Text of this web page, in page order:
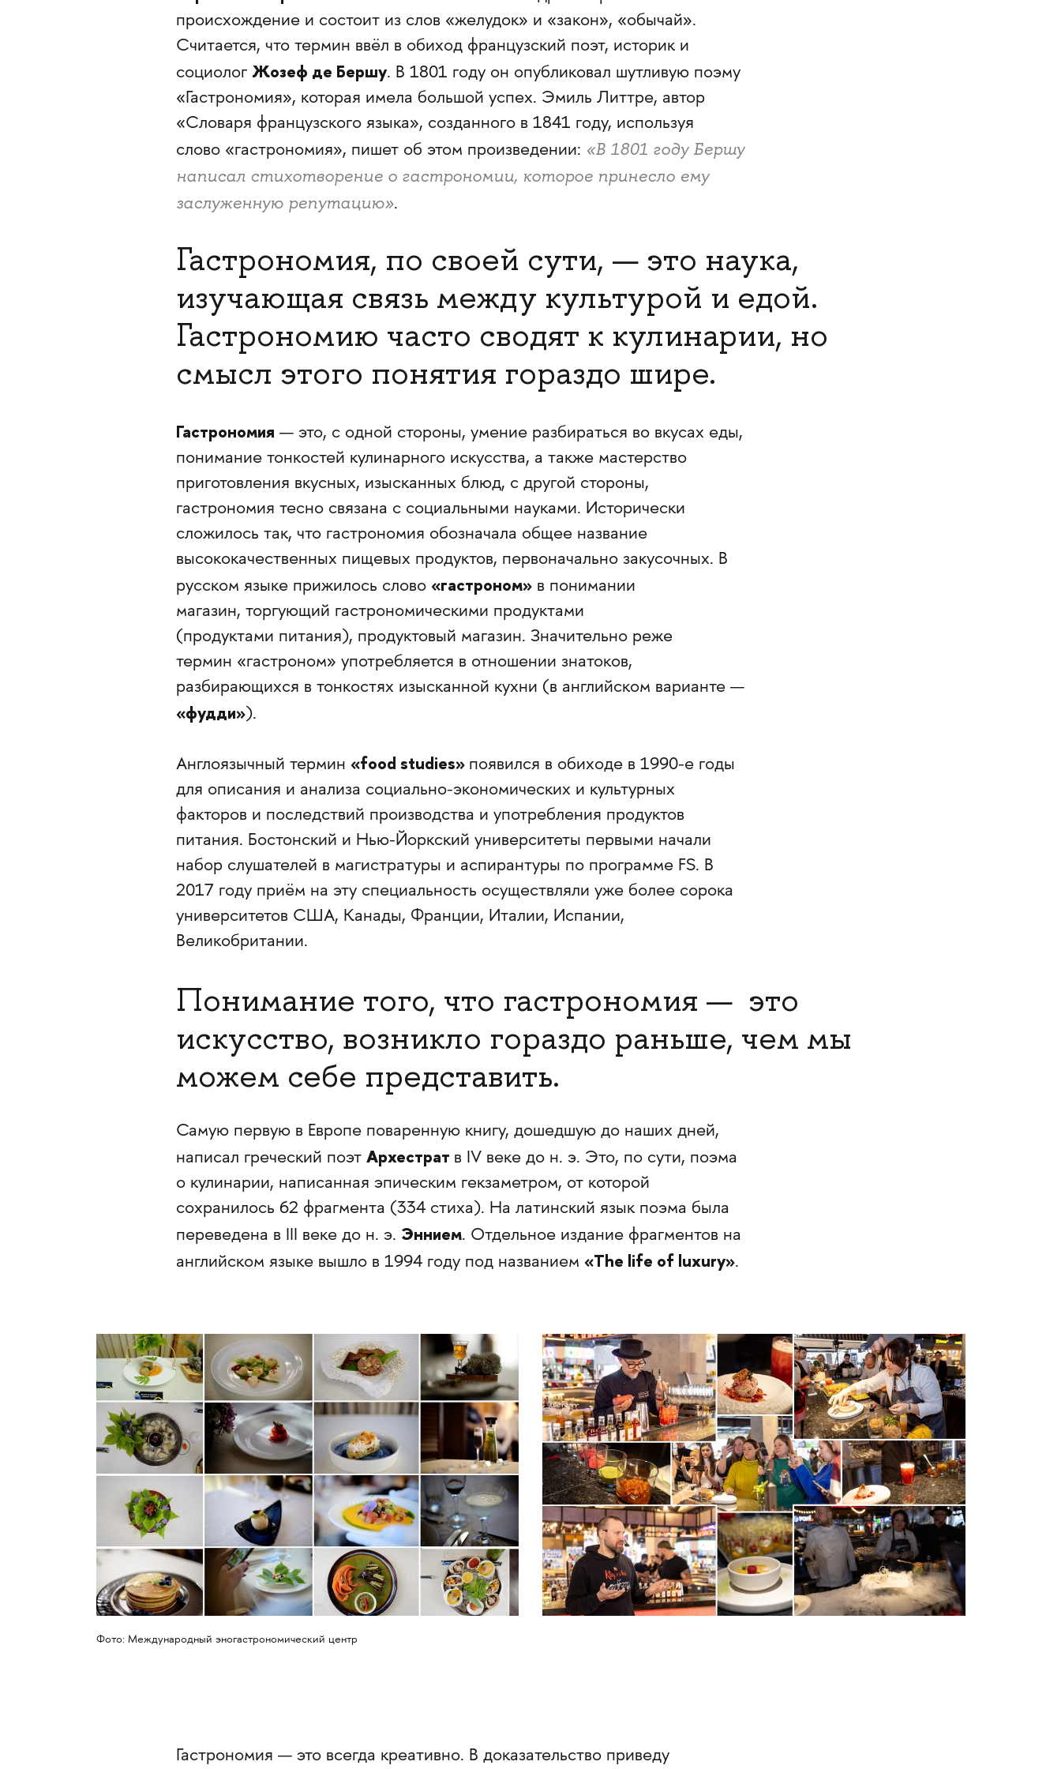
происхождение и состоит из слов «желудок» и «закон», «обычай».
Считается, что термин ввёл в обиход французский поэт, историк и
социолог Жозеф де Бершу. В 1801 году он опубликовал шутливую поэму
«Гастрономия», которая имела большой успех. Эмиль Литтре, автор
«Словаря французского языка», созданного в 1841 году, используя
слово «гастрономия», пишет об этом произведении: «В 1801 году Бершу
написал стихотворение о гастрономии, которое принесло ему
заслуженную репутацию».
Гастрономия, по своей сути, — это наука,
изучающая связь между культурой и едой.
Гастрономию часто сводят к кулинарии, но
смысл этого понятия гораздо шире.
Гастрономия — это, с одной стороны, умение разбираться во вкусах еды,
понимание тонкостей кулинарного искусства, а также мастерство
приготовления вкусных, изысканных блюд, с другой стороны,
гастрономия тесно связана с социальными науками. Исторически
сложилось так, что гастрономия обозначала общее название
высококачественных пищевых продуктов, первоначально закусочных. В
русском языке прижилось слово «гастроном»в понимании
магазин, торгующий гастрономическими продуктами
(продуктами питания), продуктовый магазин. Значительно реже
термин «гастроном» употребляется в отношении знатоков,
разбирающихся в тонкостях изысканной кухни (в английском варианте —
«фудди»).
Англоязычный термин «food studies» появился в обиходе в 1990-е годы
для описания и анализа социально-экономических и культурных
факторов и последствий производства и употребления продуктов
питания. Бостонский и Нью-Йоркский университеты первыми начали
набор слушателей в магистратуры и аспирантуры по программе FS. В
2017 году приём на эту специальность осуществляли уже более сорока
университетов США, Канады, Франции, Италии, Испании,
Великобритании.
Понимание того, что гастрономия — это
искусство, возникло гораздо раньше, чем мы
можем себе представить.
Самую первую в Европе поваренную книгу, дошедшую до наших дней,
написал греческий поэт Архестрат в IV веке до н. э. Это, по сути, поэма
о кулинарии, написанная эпическим гекзаметром, от которой
сохранилось 62 фрагмента (334 стиха). На латинский язык поэма была
переведена в III веке до н. э. Эннием. Отдельное издание фрагментов на
английском языке вышло в 1994 году под названием «The life of luxury».
Фото: Международный эногастрономический центр
Гастрономия — это всегда креативно. В доказательство приведу